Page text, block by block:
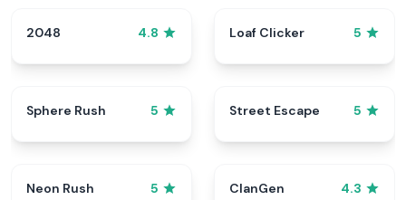
2048 4.8 Loaf Clicker 5
Sphere Rush 5 Street Escape 5
Neon Rush 5 ClanGen 4.3